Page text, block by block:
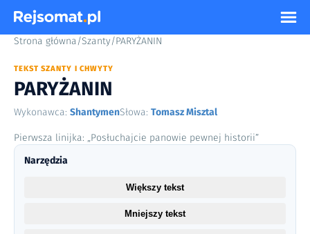
Strona główna/Szanty/PARYŻANIN
TEKST SZANTY I CHWYTY
PARYŻANIN
Wykonawca: ShantymenSłowa: Tomasz Misztal
Pierwsza linijka: „Posłuchajcie panowie pewnej historii”
Narzędzia
Większy tekst
Mniejszy tekst